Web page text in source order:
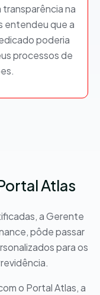
na
entendeu que a
poderia
processos de
Atlas
a Gerente
pôde passar
para os
o Portal Atlas, a